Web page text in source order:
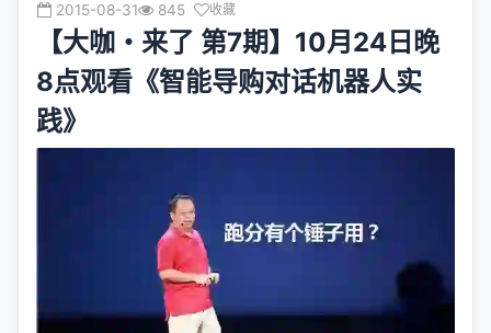
2015-08-31 845 收藏
【大咖・来了 第7期】10月24日晚
8点观看《智能导购对话机器人实
践》